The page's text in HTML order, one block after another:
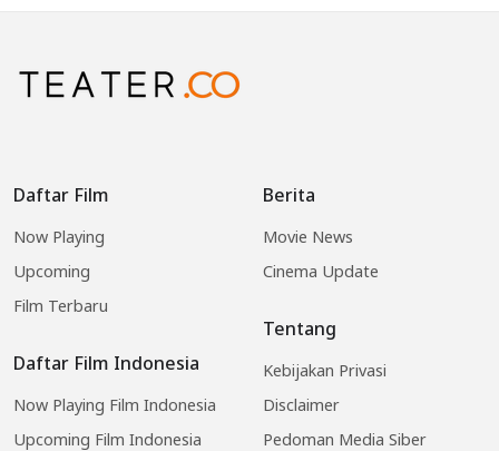
Daftar Film
Now Playing
Upcoming
Film Terbaru
Daftar Film Indonesia
Now Playing Film Indonesia
Upcoming Film Indonesia
Berita
Movie News
Cinema Update
Tentang
Kebijakan Privasi
Disclaimer
Pedoman Media Siber